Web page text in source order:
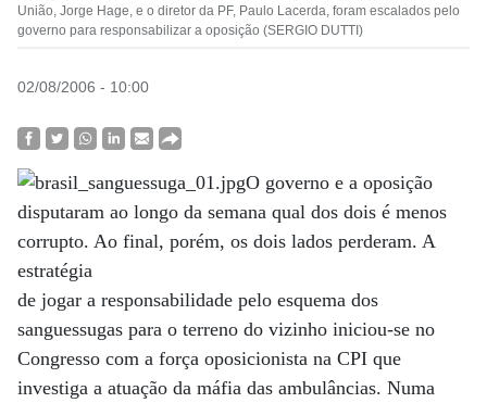
União, Jorge Hage, e o diretor da PF, Paulo Lacerda, foram escalados pelo
governo para responsabilizar a oposição (SERGIO DUTTI)
02/08/2006 - 10:00
O governo e a oposição
disputaram ao longo da semana qual dos dois é menos
corrupto. Ao final, porém, os dois lados perderam. A
estratégia
de jogar a responsabilidade pelo esquema dos
sanguessugas para o terreno do vizinho iniciou-se no
Congresso com a força oposicionista na CPI que
investiga a atuação da máfia das ambulâncias. Numa